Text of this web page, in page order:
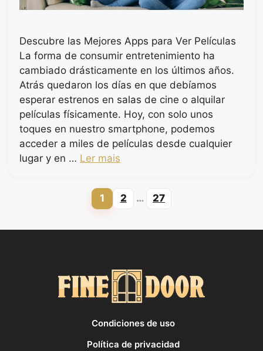
Descubre las Mejores Apps para Ver Películas
La forma de consumir entretenimiento ha
cambiado drásticamente en los últimos años.
Atrás quedaron los días en que debíamos
esperar estrenos en salas de cine o alquilar
películas físicamente. Hoy, con solo unos
toques en nuestro smartphone, podemos
acceder a miles de películas desde cualquier
lugar y en … Ler mais
Page
1 Page
2 … Page
27
Condiciones de uso
Política de privacidad